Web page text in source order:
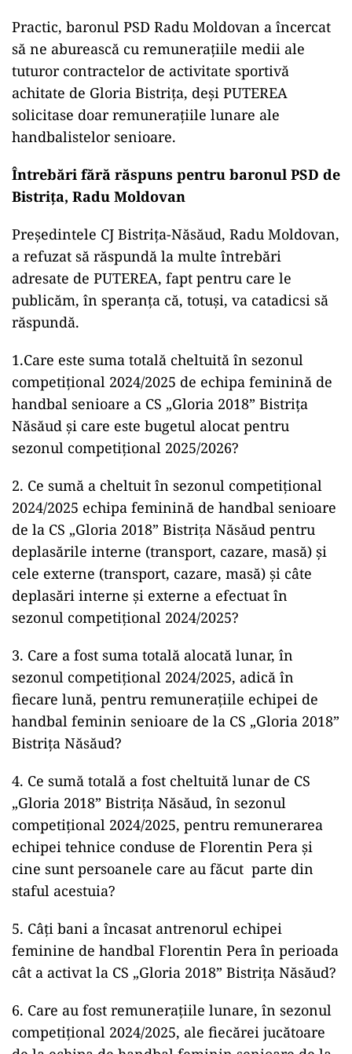
Practic, baronul PSD Radu Moldovan a încercat
să ne aburească cu remunerațiile medii ale
tuturor contractelor de activitate sportivă
achitate de Gloria Bistrița, deși PUTEREA
solicitase doar remunerațiile lunare ale
handbalistelor senioare.
Întrebări fără răspuns pentru baronul PSD de
Bistrița, Radu Moldovan
Președintele CJ Bistrița-Năsăud, Radu Moldovan,
a refuzat să răspundă la multe întrebări
adresate de PUTEREA, fapt pentru care le
publicăm, în speranța că, totuși, va catadicsi să
răspundă.
1.Care este suma totală cheltuită în sezonul
competițional 2024/2025 de echipa feminină de
handbal senioare a CS „Gloria 2018” Bistrița
Năsăud și care este bugetul alocat pentru
sezonul competițional 2025/2026?
2. Ce sumă a cheltuit în sezonul competițional
2024/2025 echipa feminină de handbal senioare
de la CS „Gloria 2018” Bistrița Năsăud pentru
deplasările interne (transport, cazare, masă) și
cele externe (transport, cazare, masă) și câte
deplasări interne și externe a efectuat în
sezonul competițional 2024/2025?
3. Care a fost suma totală alocată lunar, în
sezonul competițional 2024/2025, adică în
fiecare lună, pentru remunerațiile echipei de
handbal feminin senioare de la CS „Gloria 2018”
Bistrița Năsăud?
4. Ce sumă totală a fost cheltuită lunar de CS
„Gloria 2018” Bistrița Năsăud, în sezonul
competițional 2024/2025, pentru remunerarea
echipei tehnice conduse de Florentin Pera și
cine sunt persoanele care au făcut parte din
staful acestuia?
5. Câți bani a încasat antrenorul echipei
feminine de handbal Florentin Pera în perioada
cât a activat la CS „Gloria 2018” Bistrița Năsăud?
6. Care au fost remunerațiile lunare, în sezonul
competițional 2024/2025, ale fiecărei jucătoare